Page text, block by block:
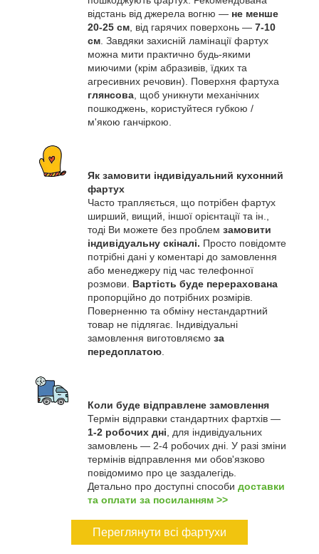
відстань від джерела вогню — не менше
20-25 см, від гарячих поверхонь — 7-10
см. Завдяки захисній ламінації фартух
можна мити практично будь-якими
миючими (крім абразивів, їдких та
агресивних речовин). Поверхня фартуха
глянсова, щоб уникнути механічних
пошкоджень, користуйтеся губкою /
м'якою ганчіркою.
Як замовити індивідуальний кухонний
фартух
Часто трапляється, що потрібен фартух
ширший, вищий, іншої орієнтації та ін.,
тоді Ви можете без проблем замовити
індивідуальну скіналі. Просто повідомте
потрібні дані у коментарі до замовлення
або менеджеру під час телефонної
розмови. Вартість буде перерахована
пропорційно до потрібних розмірів.
Поверненню та обміну нестандартний
товар не підлягає. Індивідуальні
замовлення виготовляємо за
передоплатою.
Коли буде відправлене замовлення
Термін відправки стандартних фартхів —
1-2 робочих дні, для індивідуальних
замовлень — 2-4 робочих дні. У разі зміни
термінів відправлення ми обов'язково
повідомимо про це заздалегідь.
Детально про доступні способи доставки
та оплати за посиланням >>
Переглянути всі фартухи